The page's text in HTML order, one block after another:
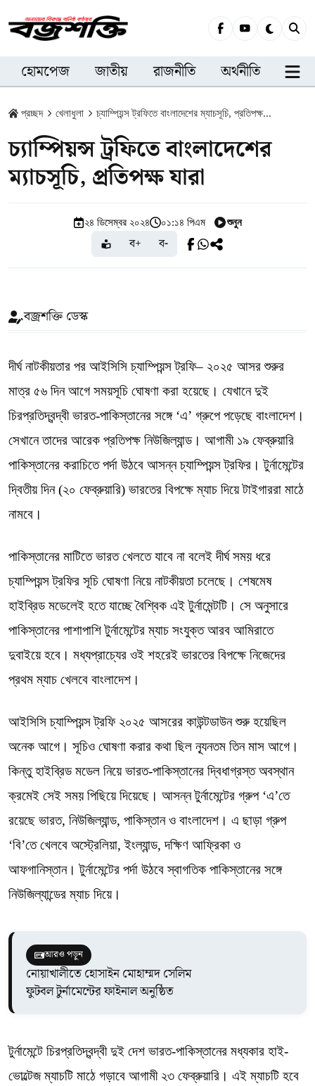
হোমপেজ জাতীয় রাজনীতি অর্থনীতি
প্রচ্ছদ খেলাধুলা চ্যাম্পিয়ন্স ট্রফিতে বাংলাদেশের ম্যাচসূচি, প্রতিপক্ষ...
চ্যাম্পিয়ন্স ট্রফিতে বাংলাদেশের
ম্যাচসূচি, প্রতিপক্ষ যারা
২৪ ডিসেম্বর ২০২৪ ০১:১৪ পিএম শুনুন
ব+ ব-
বজ্রশক্তি ডেস্ক
দীর্ঘ নাটকীয়তার পর আইসিসি চ্যাম্পিয়ন্স ট্রফি– ২০২৫ আসর শুরুর
মাত্র ৫৬ দিন আগে সময়সূচি ঘোষণা করা হয়েছে। যেখানে দুই
চিরপ্রতিদ্বন্দ্বী ভারত-পাকিস্তানের সঙ্গে ‘এ’ গ্রুপে পড়েছে বাংলাদেশ।
সেখানে তাদের আরেক প্রতিপক্ষ নিউজিল্যান্ড। আগামী ১৯ ফেব্রুয়ারি
পাকিস্তানের করাচিতে পর্দা উঠবে আসন্ন চ্যাম্পিয়ন্স ট্রফির। টুর্নামেন্টের
দ্বিতীয় দিন (২০ ফেব্রুয়ারি) ভারতের বিপক্ষে ম্যাচ দিয়ে টাইগাররা মাঠে
নামবে।
পাকিস্তানের মাটিতে ভারত খেলতে যাবে না বলেই দীর্ঘ সময় ধরে
চ্যাম্পিয়ন্স ট্রফির সূচি ঘোষণা নিয়ে নাটকীয়তা চলেছে। শেষমেষ
হাইব্রিড মডেলেই হতে যাচ্ছে বৈশ্বিক এই টুর্নামেন্টটি। সে অনুসারে
পাকিস্তানের পাশাপাশি টুর্নামেন্টের ম্যাচ সংযুক্ত আরব আমিরাতে
দুবাইয়ে হবে। মধ্যপ্রাচ্যের ওই শহরেই ভারতের বিপক্ষে নিজেদের
প্রথম ম্যাচ খেলবে বাংলাদেশ।
আইসিসি চ্যাম্পিয়ন্স ট্রফি ২০২৫ আসরের কাউন্টডাউন শুরু হয়েছিল
অনেক আগে। সূচিও ঘোষণা করার কথা ছিল ন্যূনতম তিন মাস আগে।
কিন্তু হাইব্রিড মডেল নিয়ে ভারত-পাকিস্তানের দ্বিধাগ্রস্ত অবস্থান
ক্রমেই সেই সময় পিছিয়ে দিয়েছে। আসন্ন টুর্নামেন্টের গ্রুপ ‘এ’তে
রয়েছে ভারত, নিউজিল্যান্ড, পাকিস্তান ও বাংলাদেশ। এ ছাড়া গ্রুপ
‘বি’তে খেলবে অস্ট্রেলিয়া, ইংল্যান্ড, দক্ষিণ আফ্রিকা ও
আফগানিস্তান। টুর্নামেন্টের পর্দা উঠবে স্বাগতিক পাকিস্তানের সঙ্গে
নিউজিল্যান্ডের ম্যাচ দিয়ে।
আরও পড়ুন
নোয়াখালীতে হোসাইন মোহাম্মদ সেলিম
ফুটবল টুর্নামেন্টের ফাইনাল অনুষ্ঠিত
টুর্নামেন্টে চিরপ্রতিদ্বন্দ্বী দুই দেশ ভারত-পাকিস্তানের মধ্যকার হাই-
ভোল্টেজ ম্যাচটি মাঠে গড়াবে আগামী ২৩ ফেব্রুয়ারি। এই ম্যাচটি হবে